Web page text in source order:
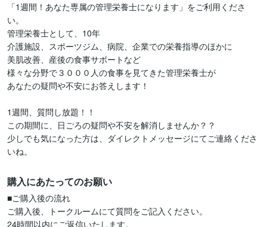
「1週間！あなた専属の管理栄養士になります」をご利用くださ
い。
管理栄養士として、10年
介護施設、スポーツジム、病院、企業での栄養指導のほかに
美肌改善、産後の食事サポートなど
様々な分野で３０００人の食事を見てきた管理栄養士が
あなたの疑問や不安にお答えします！
1週間、質問し放題！！
この期間に、日ごろの疑問や不安を解消しませんか？？
少しでも気になった方は、ダイレクトメッセージにてご連絡くださ
購入にあたってのお願い
■ご購入後の流れ
ご購入後、トークルームにて質問をご記入ください。
24時間以内にご返信いたします。